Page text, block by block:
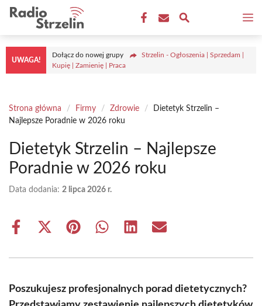
Przejdź
treści
UWAGA!
Dołącz do nowej grupy
Strzelin - Ogłoszenia | Sprzedam |
Kupię | Zamienię | Praca
Strona główna / Firmy / Zdrowie /
Dietetyk Strzelin –
Najlepsze Poradnie w 2026 roku
Dietetyk Strzelin – Najlepsze
Poradnie w 2026 roku
Data dodania: 2 lipca 2026 r.
Share
Share
(Twitter)
Share Share Share Share
Poszukujesz profesjonalnych porad dietetycznych?